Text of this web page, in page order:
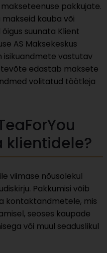
pakkujate.
kauba või
suunata Klient
AS Maksekeskus
isikuandmete vastutav
edastab maksete
volitatud töötleja
klientidele?
viimase nõusolekul
Pakkumisi võib
kontaktandmetele, mis
seoses kaupade
või muul seaduslikul